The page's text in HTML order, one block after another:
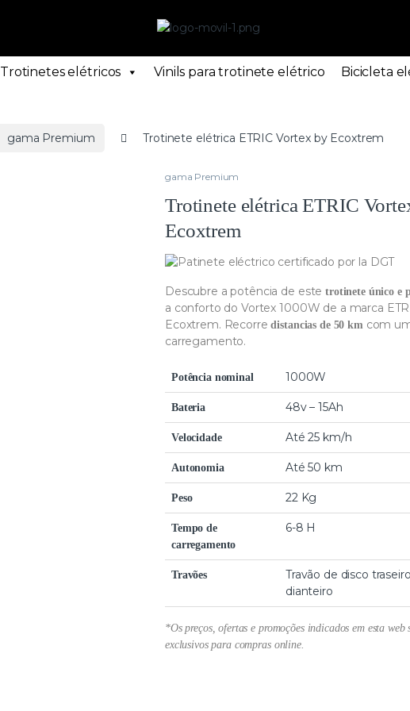
Trotinetes elétricos Vinils para trotinete elétrico Bicicleta
gama Premium Trotinete elétrica ETRIC Vortex by Ecoxtrem
gama Premium
Trotinete elétrica ETRIC
Ecoxtrem
Descubre a potência de estetrotinete único e
a conforto do Vortex 1000W de a marca
Ecoxtrem. Recorredistancias de 50 kmcom
carregamento.
Potência nominal 1000W
Bateria 48v – 15Ah
Velocidade Até 25 km/h
Autonomia Até 50 km
Peso 22 Kg
Tempo de
carregamento
6-8 H
Travões
Travão de disco
dianteiro
*Os preços, ofertas e promoções indicados em esta web
exclusivos para compras online.